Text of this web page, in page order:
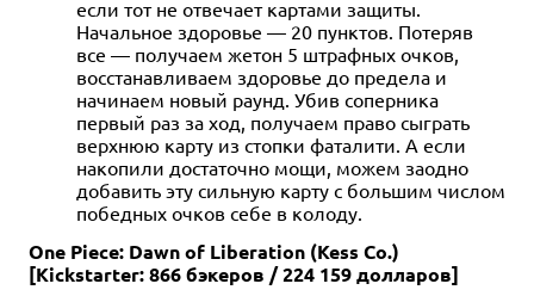
если тот не отвечает картами защиты.
Начальное здоровье — 20 пунктов. Потеряв
все — получаем жетон 5 штрафных очков,
восстанавливаем здоровье до предела и
начинаем новый раунд. Убив соперника
первый раз за ход, получаем право сыграть
верхнюю карту из стопки фаталити. А если
накопили достаточно мощи, можем заодно
добавить эту сильную карту с большим числом
победных очков себе в колоду.
One Piece: Dawn of Liberation (Kess Co.)
[Kickstarter: 866 бэкеров / 224 159 долларов]